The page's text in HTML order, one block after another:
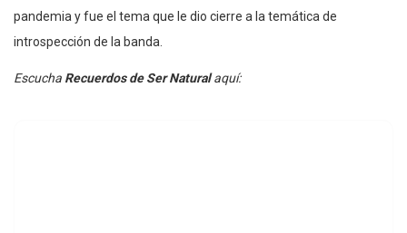
pandemia y fue el tema que le dio cierre a la temática de
introspección de la banda.
Escucha Recuerdos de Ser Naturalaquí: